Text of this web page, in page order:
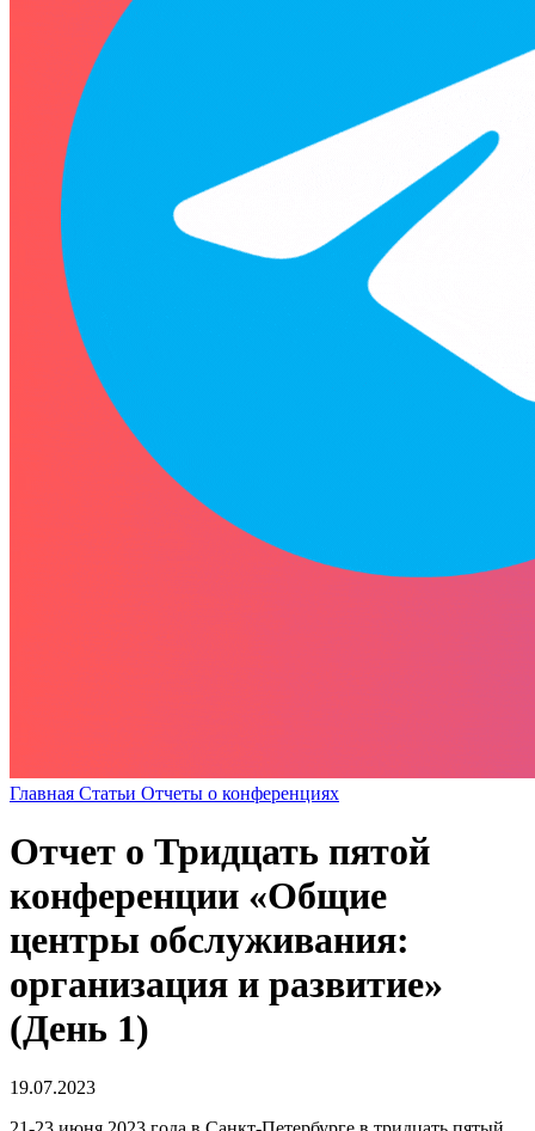
Главная Статьи Отчеты о конференциях
Отчет о Тридцать пятой
конференции «Общие
центры обслуживания:
организация и развитие»
(День 1)
19.07.2023